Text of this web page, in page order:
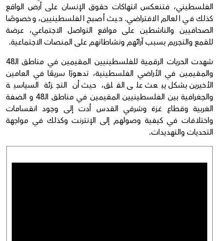
الفلسطيني، فتنعكس انتهاكات حقوق الإنسان على أرض الواقع
كذلك في العالم الافتراضي. حيث أصبح الفلسطينيين، وخصوصًا
الصحافيين والناشطين على مواقع التواصل الاجتماعي، عرضة
للقمع والتجريم بسبب آرائهم ونشاطاتهم على المنصات الاجتماعية.
شهدت الحريات الرقمية للفلسطينيين المقيمين في مناطق الـ48
والمقيمين في الأراضي الفلسطينية، تدهورًا سريعًا في العامين
الأخيرين بشكل يبعث على القلق، حيث أن التجزئة السياسية
والجغرافية بين الفلسطينيين المقيمين في مناطق الـ48 و الضفة
الغربية وقطاع غزة وشرقي القدس أدت إلى وجود انقسامات
واختلافات في كيفية وصولهم إلى الإنترنت وكذلك في مواجهة
التحديات والتهديدات.